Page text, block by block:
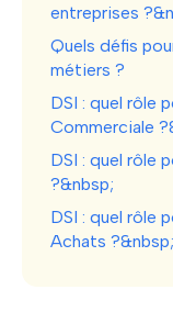
entreprises
Quels défis
métiers ?
DSI : quel rôle
Commerciale
DSI : quel rôle
?&nbsp;
DSI : quel rôle
Achats ?&nbsp;